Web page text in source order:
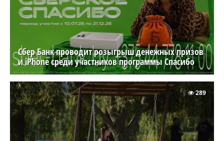
Сбер Банк проводит розыгрыш денежных призов
и iPhone среди участников программы Спасибо
289